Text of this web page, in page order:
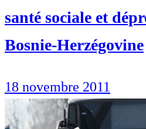
santé sociale et
Bosnie-Herzégovine
18 novembre 2011